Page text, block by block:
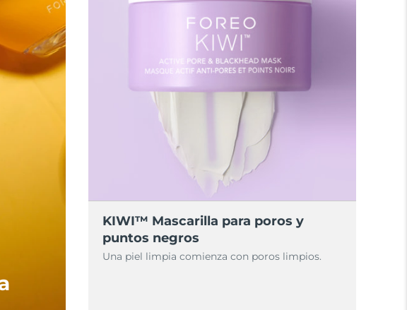
KIWI™ Mascarilla para poros y
puntos negros
Una piel limpia comienza con poros limpios.